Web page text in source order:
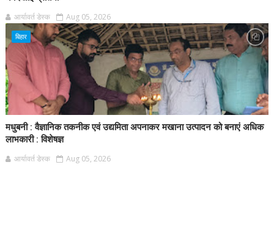
आर्यावर्त डेस्क Aug 05, 2026
बिहार
मधुबनी : वैज्ञानिक तकनीक एवं उद्यमिता अपनाकर मखाना उत्पादन को बनाएं अधिक
लाभकारी : विशेषज्ञ
आर्यावर्त डेस्क Aug 05, 2026